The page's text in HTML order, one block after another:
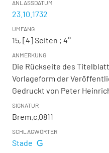
ANLASSDATUM
23.10.1732
UMFANG
15, [4] Seiten ; 4°
ANMERKUNG
Die Rückseite des
Vorlageform der
Gedruckt von Peter
SIGNATUR
Brem.c.0811
SCHLAGWÖRTER
Stade